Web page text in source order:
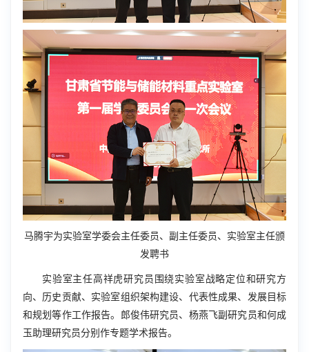
马腾宇为实验室学委会主任委员、副主任委员、实验室主任颁
发聘书
实验室主任高祥虎研究员围绕实验室战略定位和研究方
向、历史贡献、实验室组织架构建设、代表性成果、发展目标
和规划等作工作报告。郎俊伟研究员、杨燕飞副研究员和何成
玉助理研究员分别作专题学术报告。